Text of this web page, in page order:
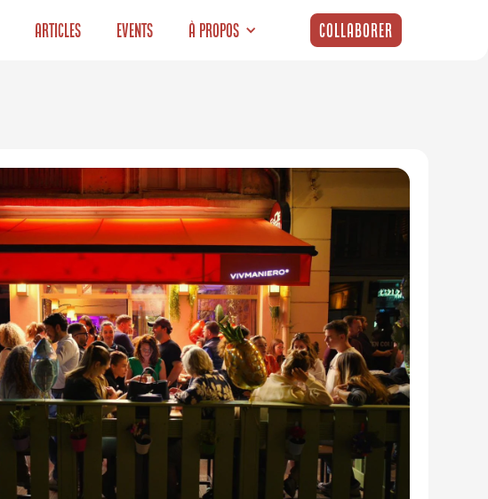
Articles Events À propos Collaborer